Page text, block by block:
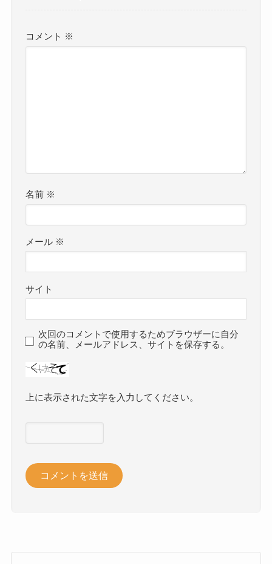
コメント ※
名前 ※
メール ※
サイト
次回のコメントで使用するためブラウザーに自分
の名前、メールアドレス、サイトを保存する。
上に表示された文字を入力してください。